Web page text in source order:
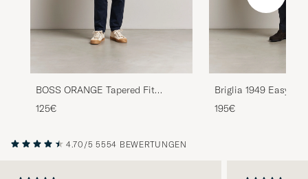
BOSS ORANGE Tapered Fit
Cotton Chinos Dark Blue
125€
Briglia 1949 Easy Fit
Cotton Stretch
195€
4.70/5 5554 BEWERTUNGEN